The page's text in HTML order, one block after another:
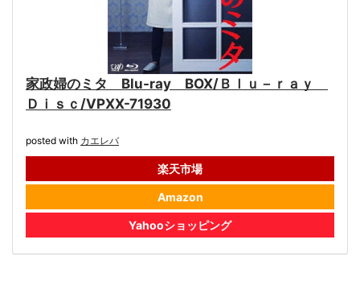
家政婦のミタ Blu-ray BOX/Ｂｌｕ－ｒａｙ
Ｄｉｓｃ/VPXX-71930
posted with カエレバ
楽天市場
Amazon
Yahooショッピング